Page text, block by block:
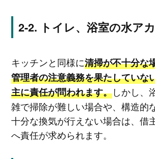
トイレ、浴室の水ア
キッチンと同様に清掃が不十分な
管理者の注意義務を果たしていな
主に責任が問われます。しかし、
雑で掃除が難しい場合や、構造的
十分な換気が行えない場合は、借
へ責任が求められます。